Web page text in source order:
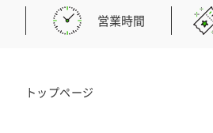
営業時間
トップページ